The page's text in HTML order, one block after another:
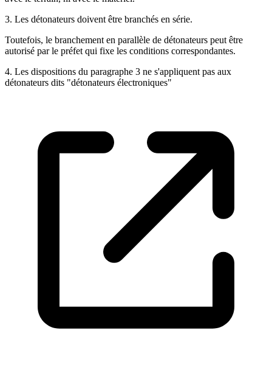
3. Les détonateurs doivent être branchés en série.
Toutefois, le branchement en parallèle de détonateurs peut être
autorisé par le préfet qui fixe les conditions correspondantes.
4. Les dispositions du paragraphe 3 ne s'appliquent pas aux
détonateurs dits "détonateurs électroniques"